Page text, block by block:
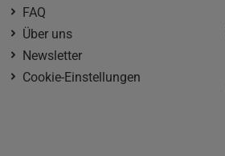
FAQ
Über uns
Newsletter
Cookie-Einstellungen